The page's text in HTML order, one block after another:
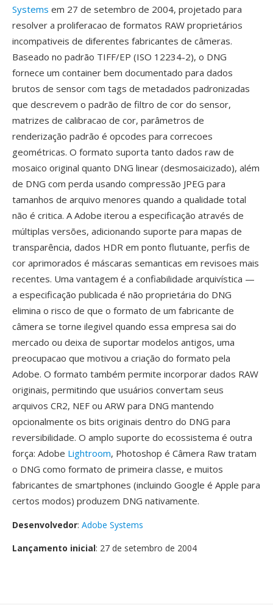
Systems em 27 de setembro de 2004, projetado para
resolver a proliferacao de formatos RAW proprietários
incompativeis de diferentes fabricantes de câmeras.
Baseado no padrão TIFF/EP (ISO 12234-2), o DNG
fornece um container bem documentado para dados
brutos de sensor com tags de metadados padronizadas
que descrevem o padrão de filtro de cor do sensor,
matrizes de calibracao de cor, parâmetros de
renderização padrão é opcodes para correcoes
geométricas. O formato suporta tanto dados raw de
mosaico original quanto DNG linear (desmosaicizado), além
de DNG com perda usando compressão JPEG para
tamanhos de arquivo menores quando a qualidade total
não é critica. A Adobe iterou a especificação através de
múltiplas versões, adicionando suporte para mapas de
transparência, dados HDR em ponto flutuante, perfis de
cor aprimorados é máscaras semanticas em revisoes mais
recentes. Uma vantagem é a confiabilidade arquivística —
a especificação publicada é não proprietária do DNG
elimina o risco de que o formato de um fabricante de
câmera se torne ilegivel quando essa empresa sai do
mercado ou deixa de suportar modelos antigos, uma
preocupacao que motivou a criação do formato pela
Adobe. O formato também permite incorporar dados RAW
originais, permitindo que usuários convertam seus
arquivos CR2, NEF ou ARW para DNG mantendo
opcionalmente os bits originais dentro do DNG para
reversibilidade. O amplo suporte do ecossistema é outra
força: Adobe Lightroom, Photoshop é Câmera Raw tratam
o DNG como formato de primeira classe, e muitos
fabricantes de smartphones (incluindo Google é Apple para
certos modos) produzem DNG nativamente.
Desenvolvedor: Adobe Systems
Lançamento inicial: 27 de setembro de 2004